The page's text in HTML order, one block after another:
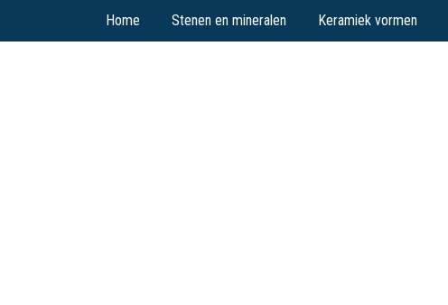
Home Stenen en mineralen Keramiek vormen